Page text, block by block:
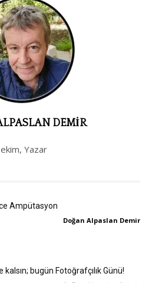
DEMIR
Yazar
Ampütasyon
Doğan Alpaslan Demir
kalsın; bugün Fotoğrafçılık Günü!